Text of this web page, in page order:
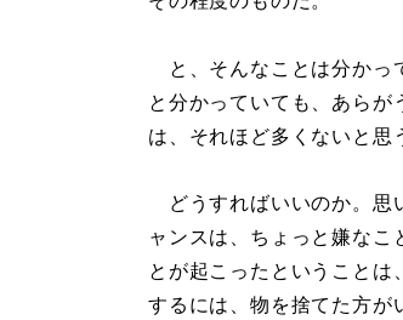
と、そんなことは分かっ
と分かっていても、あらが
は、それほど多くないと思
どうすればいいのか。思
ャンスは、ちょっと嫌なこ
とが起こったということは
するには、物を捨てた方が